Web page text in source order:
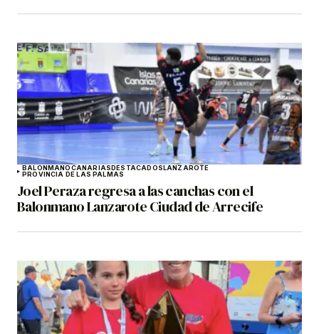
BALONMANOCANARIASDESTACADOSLANZAROTE
PROVINCIA DE LAS PALMAS
Joel Peraza regresa a las canchas con el
Balonmano Lanzarote Ciudad de Arrecife